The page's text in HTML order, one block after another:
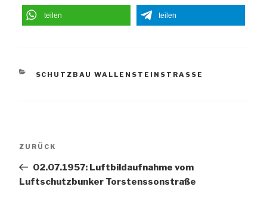
teilen teilen
KATEGORIEN
SCHUTZBAU WALLENSTEINSTRASSE
Vorheriger
ZURÜCK
02.07.1957: Luftbildaufnahme vom
Luftschutzbunker Torstenssonstraße